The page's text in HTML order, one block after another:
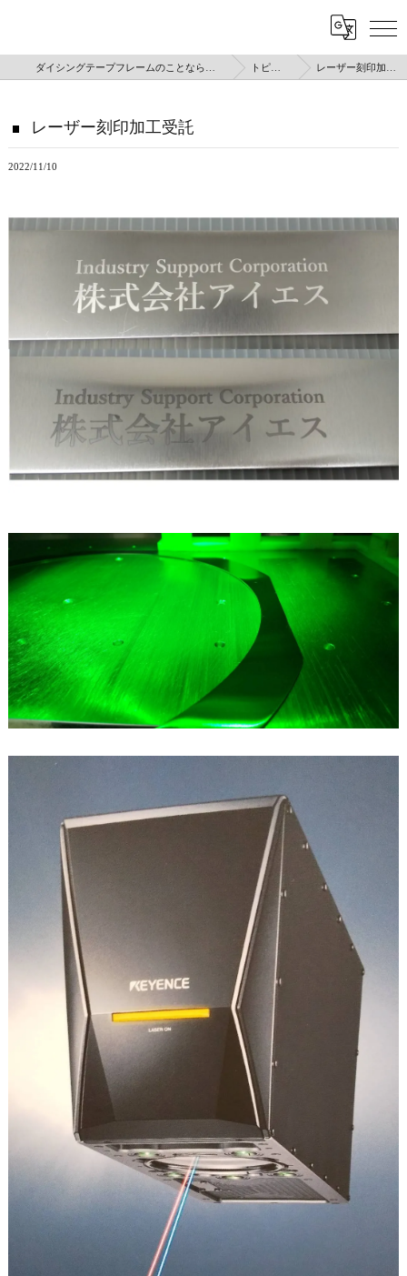
トピックス レーザー刻印加工受託
レーザー刻印加工受託
2022/11/10